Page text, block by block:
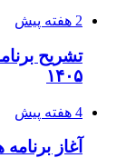
2 هفته پیش
تشریح
۱۴۰۵
4 هفته پیش
آغاز